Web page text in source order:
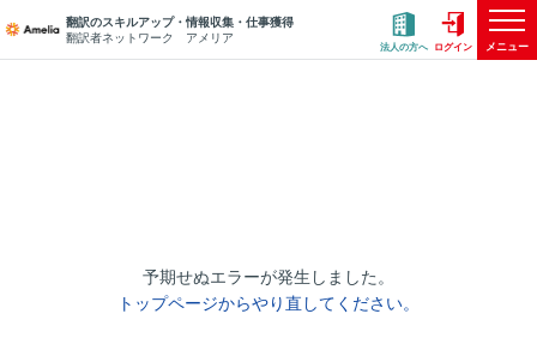
翻訳のスキルアップ・情報収集・仕事獲得
翻訳者ネットワーク アメリア
法人の方へ ログイン メニュー
予期せぬエラーが発生しました。
トップページからやり直してください。